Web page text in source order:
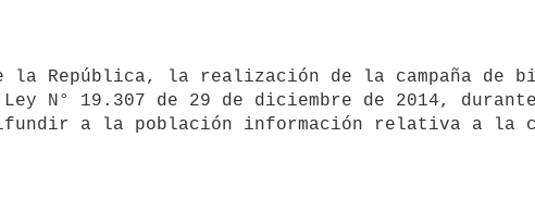
N° 19.307 de 29 de diciembre de 2014,
a la población información relativa a la